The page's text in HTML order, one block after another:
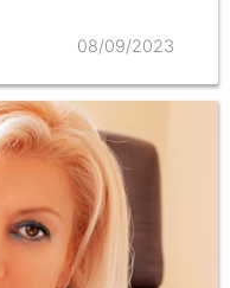
08/09/2023